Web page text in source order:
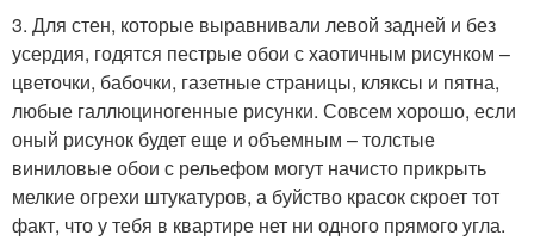
3. Для стен, которые выравнивали левой задней и без
усердия, годятся пестрые обои с хаотичным рисунком –
цветочки, бабочки, газетные страницы, кляксы и пятна,
любые галлюциногенные рисунки. Совсем хорошо, если
оный рисунок будет еще и объемным – толстые
виниловые обои с рельефом могут начисто прикрыть
мелкие огрехи штукатуров, а буйство красок скроет тот
факт, что у тебя в квартире нет ни одного прямого угла.